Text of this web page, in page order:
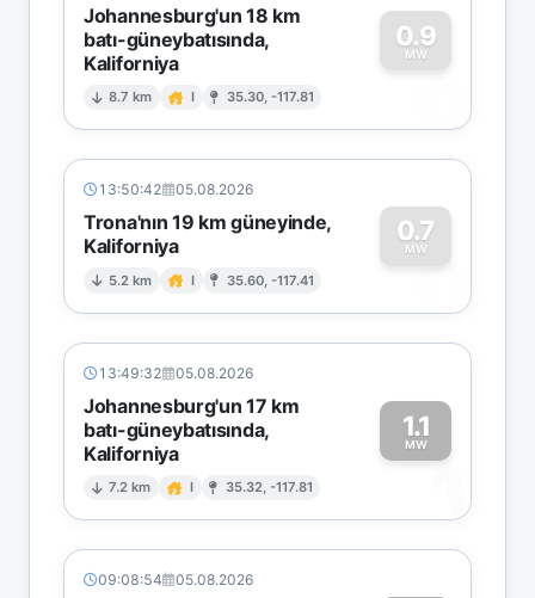
Johannesburg'un 18 km
batı-güneybatısında,
Kaliforniya
8.7 km I 35.30, -117.81
0.9
MW
0
13:50:42 05.08.2026
Trona'nın 19 km güneyinde,
Kaliforniya
5.2 km I 35.60, -117.41
0.7
MW
0
13:49:32 05.08.2026
Johannesburg'un 17 km
batı-güneybatısında,
Kaliforniya
7.2 km I 35.32, -117.81
1.1
MW
1
09:08:54 05.08.2026